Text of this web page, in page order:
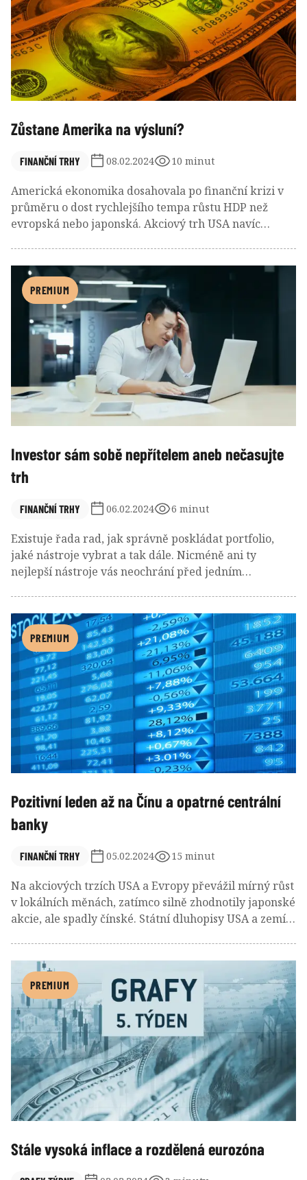
Zůstane Amerika na výsluní?
FINANČNÍ TRHY 08.02.2024 10 minut
Americká ekonomika dosahovala po finanční krizi v
průměru o dost rychlejšího tempa růstu HDP než
evropská nebo japonská. Akciový trh USA navíc
udržet se na ekonomickém a investičním výsluní i
nadále, nebo pro ni vznikají nová rizika schopná
vyvolat sestup?
PREMIUM
Investor sám sobě nepřítelem aneb nečasujte
trh
FINANČNÍ TRHY 06.02.2024 6 minut
Existuje řada rad, jak správně poskládat portfolio,
jaké nástroje vybrat a tak dále. Nicméně ani ty
nejlepší nástroje vás neochrání před jedním
PREMIUM
Pozitivní leden až na Čínu a opatrné centrální
banky
FINANČNÍ TRHY 05.02.2024 15 minut
Na akciových trzích USA a Evropy převážil mírný růst
v lokálních měnách, zatímco silně zhodnotily japonské
akcie, ale spadly čínské. Státní dluhopisy USA a zemí
výsledkové sezóny, stejně jako rétorický ústup
centrálních bank Fed, ECB a BoE od výhledu brzkého
snižování úrokových sazeb. Dílčí negativní faktory
představovaly úpadek čínské realitní společnosti
Evergrande a útoky na obchodní lodě v Rudém moři.
PREMIUM
Stále vysoká inflace a rozdělená eurozóna